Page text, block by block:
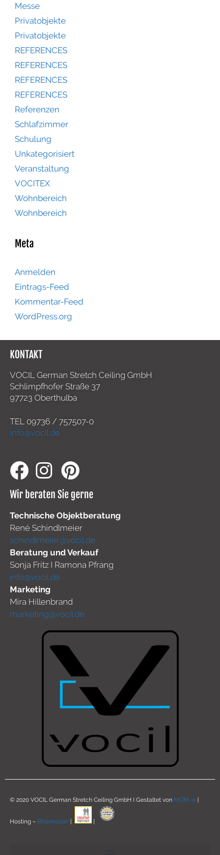
Messe
Privatobjekte
Privatobjekte
REFERENCES
REFERENCES
REFERENCES
REFERENCES
Referenzen
Schlafzimmer
Schulung
Unkategorisiert
Veranstaltung
VOCITEX
Wohnbereich
Wohnbereich
Meta
Anmelden
Eintrags-Feed
Kommentar-Feed
WordPress.org
KONTAKT
VOCIL German Stretch Ceiling GmbH
Schlimpfhofer Straße 37
97723 Oberthulba
TEL 09736 / 757507-0
info@vocil.de
Wir beraten Sie gerne
Technische Objektberatung
René Schindlmeier
schindlmeier@vocil.de
Beratung und Verkauf
Sonja Fritz I Ramona Pfrang
info@vocil.de
Marketing
Mira Hillenbrand
marketing@vocil.de
© 2020 VOCIL German Stretch Ceiling GmbH I Gestaltet von MOM-ix
Hosting – Rhönhoster